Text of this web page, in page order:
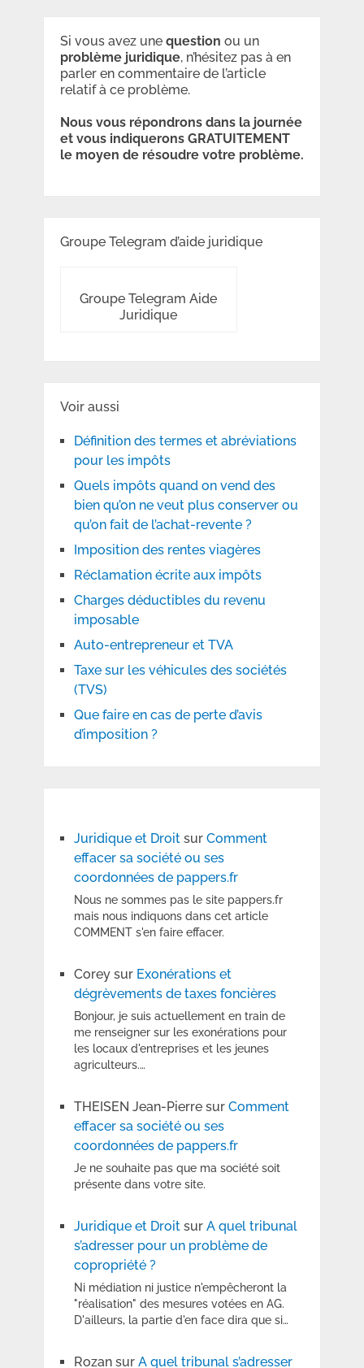
Si vous avez une question ou un
problème juridique, n’hésitez pas à en
parler en commentaire de l’article
relatif à ce problème.
Nous vous répondrons dans la journée
et vous indiquerons GRATUITEMENT
le moyen de résoudre votre problème.
Groupe Telegram d’aide juridique
Groupe Telegram Aide
Juridique
Voir aussi
Définition des termes et abréviations
pour les impôts
Quels impôts quand on vend des
bien qu’on ne veut plus conserver ou
qu’on fait de l’achat-revente ?
Imposition des rentes viagères
Réclamation écrite aux impôts
Charges déductibles du revenu
imposable
Auto-entrepreneur et TVA
Taxe sur les véhicules des sociétés
(TVS)
Que faire en cas de perte d’avis
d’imposition ?
Juridique et Droitsur Comment
effacer sa société ou ses
coordonnées de pappers.fr
Nous ne sommes pas le site pappers.fr
mais nous indiquons dans cet article
COMMENT s'en faire effacer.
Coreysur Exonérations et
dégrèvements de taxes foncières
Bonjour, je suis actuellement en train de
me renseigner sur les exonérations pour
les locaux d'entreprises et les jeunes
agriculteurs.…
THEISEN Jean-Pierresur Comment
effacer sa société ou ses
coordonnées de pappers.fr
Je ne souhaite pas que ma société soit
présente dans votre site.
Juridique et Droitsur A quel tribunal
s’adresser pour un problème de
copropriété ?
Ni médiation ni justice n'empêcheront la
"réalisation" des mesures votées en AG.
D'ailleurs, la partie d'en face dira que si…
Rozansur A quel tribunal s’adresser